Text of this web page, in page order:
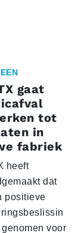
gaat
tot
in
fabriek
heeft
dat
positieve
voor